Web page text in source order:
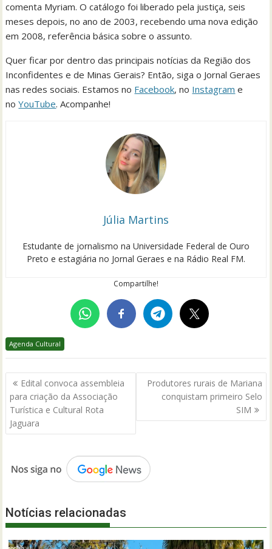
comenta Myriam. O catálogo foi liberado pela justiça, seis
meses depois, no ano de 2003, recebendo uma nova edição
em 2008, referência básica sobre o assunto.
Quer ficar por dentro das principais notícias da Região dos
Inconfidentes e de Minas Gerais? Então, siga o Jornal Geraes
nas redes sociais. Estamos no Facebook, no Instagram e
noYouTube. Acompanhe!
Júlia Martins
Estudante de jornalismo na Universidade Federal de Ouro
Preto e estagiária no Jornal Geraes e na Rádio Real FM.
Compartilhe!
Agenda Cultural
Navegação
de
Post
Edital convoca assembleia
para criação da Associação
Turística e Cultural Rota
Jaguara
Produtores rurais de Mariana
conquistam primeiro Selo
SIM
Notícias relacionadas